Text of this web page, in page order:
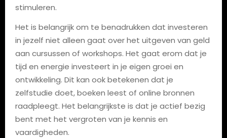
stimuleren.
Het is belangrijk om te benadrukken dat investeren
in jezelf niet alleen gaat over het uitgeven van geld
aan cursussen of workshops. Het gaat erom dat je
tijd en energie investeert in je eigen groei en
ontwikkeling. Dit kan ook betekenen dat je
zelfstudie doet, boeken leest of online bronnen
raadpleegt. Het belangrijkste is dat je actief bezig
bent met het vergroten van je kennis en
vaardigheden.